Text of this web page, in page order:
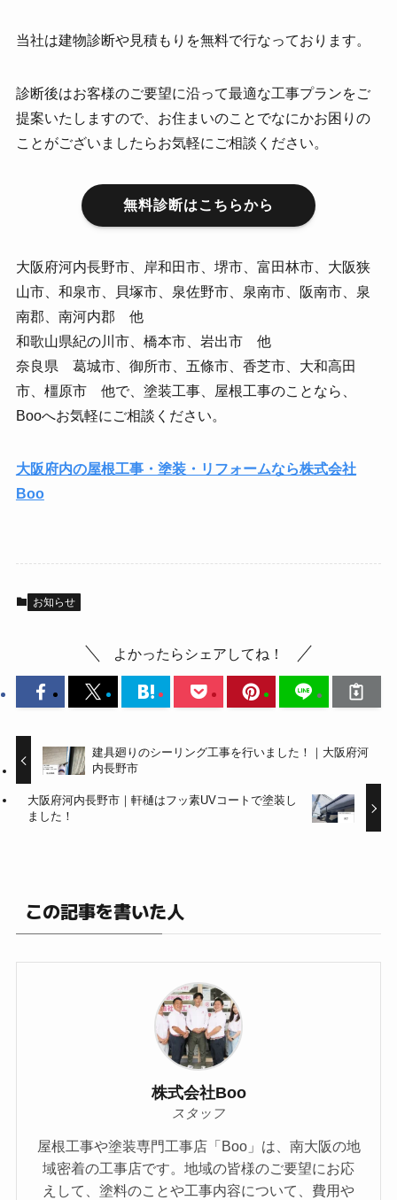
当社は建物診断や見積もりを無料で行なっております。
診断後はお客様のご要望に沿って最適な工事プランをご
提案いたしますので、お住まいのことでなにかお困りの
ことがございましたらお気軽にご相談ください。
無料診断はこちらから
大阪府河内長野市、岸和田市、堺市、富田林市、大阪狭
山市、和泉市、貝塚市、泉佐野市、泉南市、阪南市、泉
南郡、南河内郡 他
和歌山県紀の川市、橋本市、岩出市 他
奈良県 葛城市、御所市、五條市、香芝市、大和高田
市、橿原市 他で、塗装工事、屋根工事のことなら、
Booへお気軽にご相談ください。
大阪府内の屋根工事・塗装・リフォームなら株式会社
Boo
お知らせ
よかったらシェアしてね！
建具廻りのシーリング工事を行いました！｜大阪府河
内長野市
大阪府河内長野市｜軒樋はフッ素UVコートで塗装し
ました！
この記事を書いた人
株式会社Boo
スタッフ
屋根工事や塗装専門工事店「Boo」は、南大阪の地
域密着の工事店です。地域の皆様のご要望にお応
えして、塗料のことや⼯事内容について、費⽤や